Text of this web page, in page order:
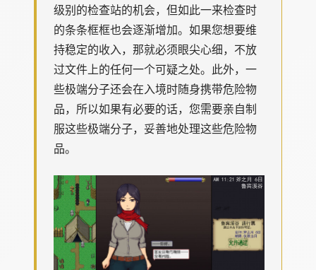
级别的检查站的机会，但如此一来检查时
的条条框框也会逐渐增加。如果您想要维
持稳定的收入，那就必须眼尖心细，不放
过文件上的任何一个可疑之处。此外，一
些极端分子还会在入境时随身携带危险物
品，所以如果有必要的话，您需要亲自制
服这些极端分子，妥善地处理这些危险物
品。